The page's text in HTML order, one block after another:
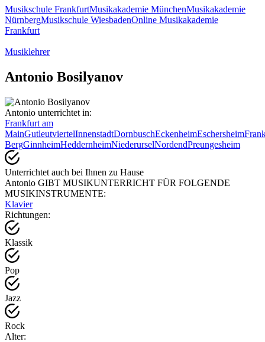
Musikschule FrankfurtMusikakademie MünchenMusikakademie
NürnbergMusikschule WiesbadenOnline Musikakademie
Frankfurt
Musiklehrer
Antonio Bosilyanov
Antonio unterrichtet in:
Frankfurt am
MainGutleutviertelInnenstadtDornbuschEckenheimEschersheim
BergGinnheimHeddernheimNiederurselNordendPreungesheim
Unterrichtet auch bei Ihnen zu Hause
Antonio GIBT MUSIKUNTERRICHT FÜR FOLGENDE
MUSIKINSTRUMENTE:
Klavier
Richtungen:
Klassik
Pop
Jazz
Rock
Alter: